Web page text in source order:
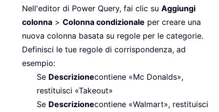
Nell'editor di Power Query, fai clic su Aggiungi
colonna > Colonna condizionale per creare una
nuova colonna basata su regole per le categorie.
Definisci le tue regole di corrispondenza, ad
esempio:
Se Descrizionecontiene «Mc Donalds»,
restituisci «Takeout»
Se Descrizionecontiene «Walmart», restituisci